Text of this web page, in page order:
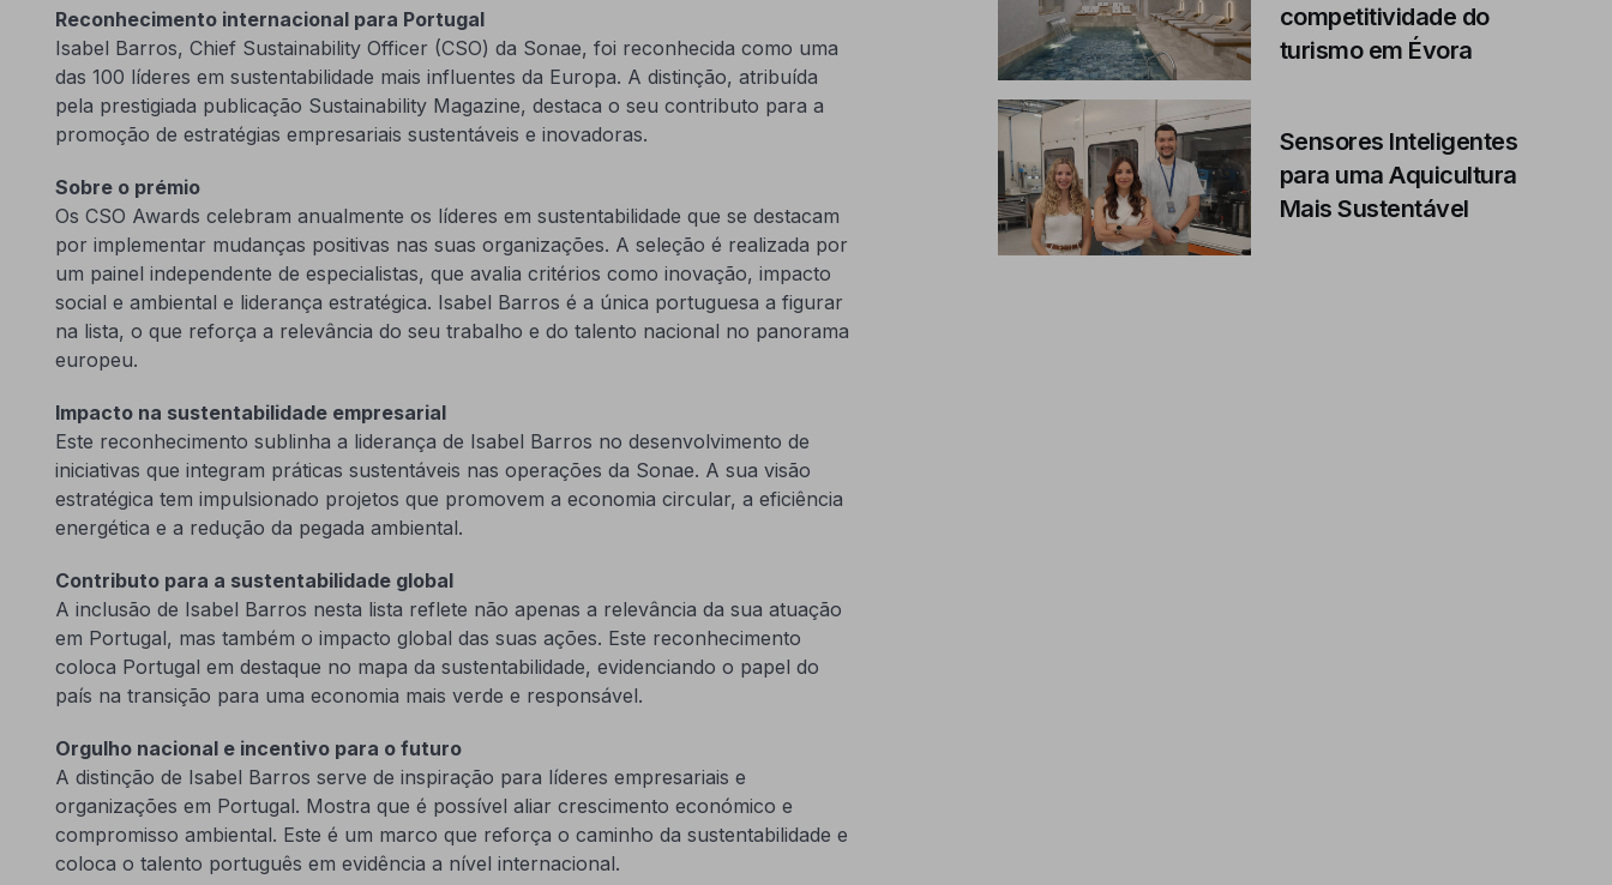
Reconhecimento internacional para Portugal
Isabel Barros, Chief Sustainability Officer (CSO) da Sonae, foi reconhecida como uma
das 100 líderes em sustentabilidade mais influentes da Europa. A distinção, atribuída
pela prestigiada publicação Sustainability Magazine, destaca o seu contributo para a
promoção de estratégias empresariais sustentáveis e inovadoras.
Sobre o prémio
Os CSO Awards celebram anualmente os líderes em sustentabilidade que se destacam
por implementar mudanças positivas nas suas organizações. A seleção é realizada por
um painel independente de especialistas, que avalia critérios como inovação, impacto
social e ambiental e liderança estratégica. Isabel Barros é a única portuguesa a figurar
na lista, o que reforça a relevância do seu trabalho e do talento nacional no panorama
europeu.
Impacto na sustentabilidade empresarial
Este reconhecimento sublinha a liderança de Isabel Barros no desenvolvimento de
iniciativas que integram práticas sustentáveis nas operações da Sonae. A sua visão
estratégica tem impulsionado projetos que promovem a economia circular, a eficiência
energética e a redução da pegada ambiental.
Contributo para a sustentabilidade global
A inclusão de Isabel Barros nesta lista reflete não apenas a relevância da sua atuação
em Portugal, mas também o impacto global das suas ações. Este reconhecimento
coloca Portugal em destaque no mapa da sustentabilidade, evidenciando o papel do
país na transição para uma economia mais verde e responsável.
Orgulho nacional e incentivo para o futuro
A distinção de Isabel Barros serve de inspiração para líderes empresariais e
organizações em Portugal. Mostra que é possível aliar crescimento económico e
compromisso ambiental. Este é um marco que reforça o caminho da sustentabilidade e
coloca o talento português em evidência a nível internacional.
competitividade do
turismo em Évora
Sensores Inteligentes
para uma Aquicultura
Mais Sustentável